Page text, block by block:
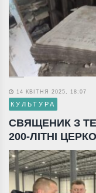
14 КВІТНЯ 2025, 18:07
КУЛЬТУРА
СВЯЩЕНИК З
200-ЛІТНІ